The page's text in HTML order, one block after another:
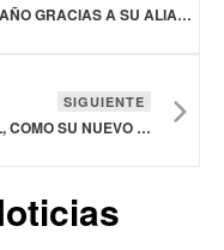
CHIVAS REGAL LOGRA UN GRAN AÑO GRACIAS A SU ALIANZA MULTINACIONAL CON UN GRUPO DE FÚTBOL
SIGUIENTE
STARBUCKS DESIGNA A BRIAN NICCOL, COMO SU NUEVO CEO